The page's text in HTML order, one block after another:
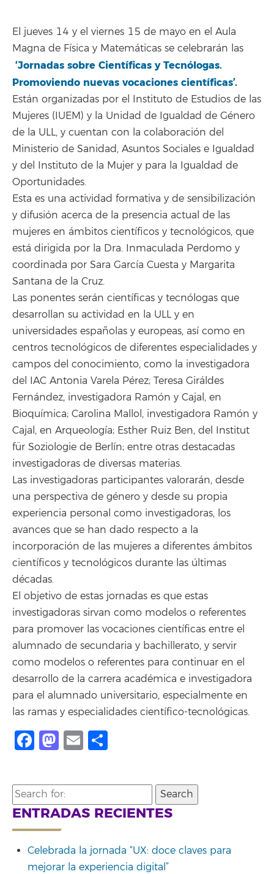
El jueves 14 y el viernes 15 de mayo en el Aula
Magna de Física y Matemáticas se celebrarán las
‘Jornadas sobre Científicas y Tecnólogas.
Promoviendo nuevas vocaciones científicas’.
Están organizadas por el Instituto de Estudios de las
Mujeres (IUEM) y la Unidad de Igualdad de Género
de la ULL, y cuentan con la colaboración del
Ministerio de Sanidad, Asuntos Sociales e Igualdad
y del Instituto de la Mujer y para la Igualdad de
Oportunidades.
Esta es una actividad formativa y de sensibilización
y difusión acerca de la presencia actual de las
mujeres en ámbitos científicos y tecnológicos, que
está dirigida por la Dra. Inmaculada Perdomo y
coordinada por Sara García Cuesta y Margarita
Santana de la Cruz.
Las ponentes serán científicas y tecnólogas que
desarrollan su actividad en la ULL y en
universidades españolas y europeas, así como en
centros tecnológicos de diferentes especialidades y
campos del conocimiento, como la investigadora
del IAC Antonia Varela Pérez; Teresa Giráldes
Fernández, investigadora Ramón y Cajal, en
Bioquímica; Carolina Mallol, investigadora Ramón y
Cajal, en Arqueología; Esther Ruiz Ben, del Institut
für Soziologie de Berlín; entre otras destacadas
investigadoras de diversas materias.
Las investigadoras participantes valorarán, desde
una perspectiva de género y desde su propia
experiencia personal como investigadoras, los
avances que se han dado respecto a la
incorporación de las mujeres a diferentes ámbitos
científicos y tecnológicos durante las últimas
décadas.
El objetivo de estas jornadas es que estas
investigadoras sirvan como modelos o referentes
para promover las vocaciones científicas entre el
alumnado de secundaria y bachillerato, y servir
como modelos o referentes para continuar en el
desarrollo de la carrera académica e investigadora
para el alumnado universitario, especialmente en
las ramas y especialidades científico-tecnológicas.
Facebook
Mastodon
Email
Search
for:
ENTRADAS RECIENTES
Celebrada la jornada “UX: doce claves para
mejorar la experiencia digital”